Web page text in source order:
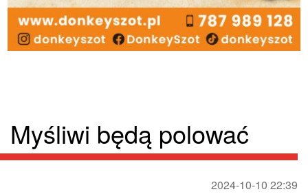
Myśliwi będą polować
2024-10-10 22:39